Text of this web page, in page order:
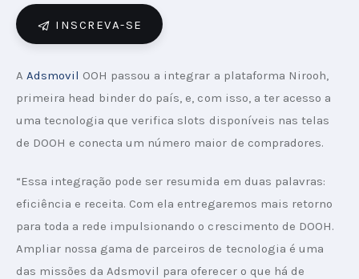
INSCREVA-SE
A Adsmovil OOH passou a integrar a plataforma Nirooh,
primeira head binder do país, e, com isso, a ter acesso a
uma tecnologia que verifica slots disponíveis nas telas
de DOOH e conecta um número maior de compradores.
“Essa integração pode ser resumida em duas palavras:
eficiência e receita. Com ela entregaremos mais retorno
para toda a rede impulsionando o crescimento de DOOH.
Ampliar nossa gama de parceiros de tecnologia é uma
das missões da Adsmovil para oferecer o que há de